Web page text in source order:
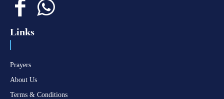
Links
Prayers
About Us
Terms & Conditions